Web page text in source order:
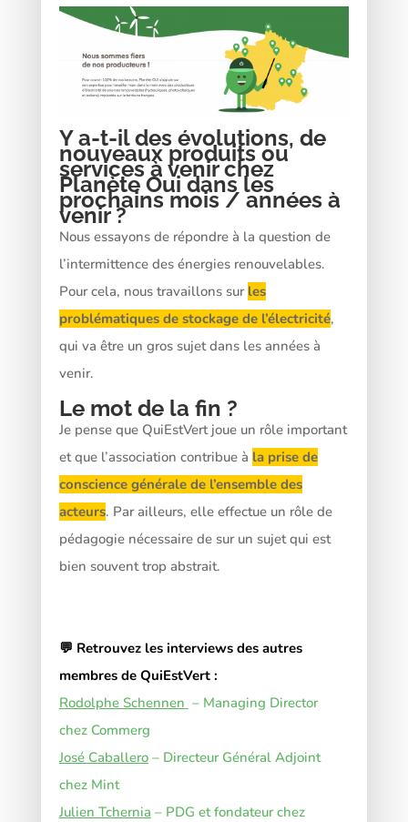
Y a-t-il des évolutions, de
nouveaux produits ou
services à venir chez
Planète Oui dans les
prochains mois / années à
venir ?
Nous essayons de répondre à la question de
l’intermittence des énergies renouvelables.
Pour cela, nous travaillons sur les
problématiques de stockage de l’électricité,
qui va être un gros sujet dans les années à
venir.
Le mot de la fin ?
Je pense que QuiEstVert joue un rôle important
et que l’association contribue à la prise de
conscience générale de l’ensemble des
acteurs. Par ailleurs, elle effectue un rôle de
pédagogie nécessaire de sur un sujet qui est
bien souvent trop abstrait.
💬 Retrouvez les interviews des autres
membres de QuiEstVert :
Rodolphe Schennen – Managing Director
chez Commerg
José Caballero– Directeur Général Adjoint
chez Mint
Julien Tchernia – PDG et fondateur chez